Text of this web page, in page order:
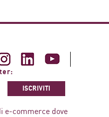
ISCRIVITI
e-commerce dove